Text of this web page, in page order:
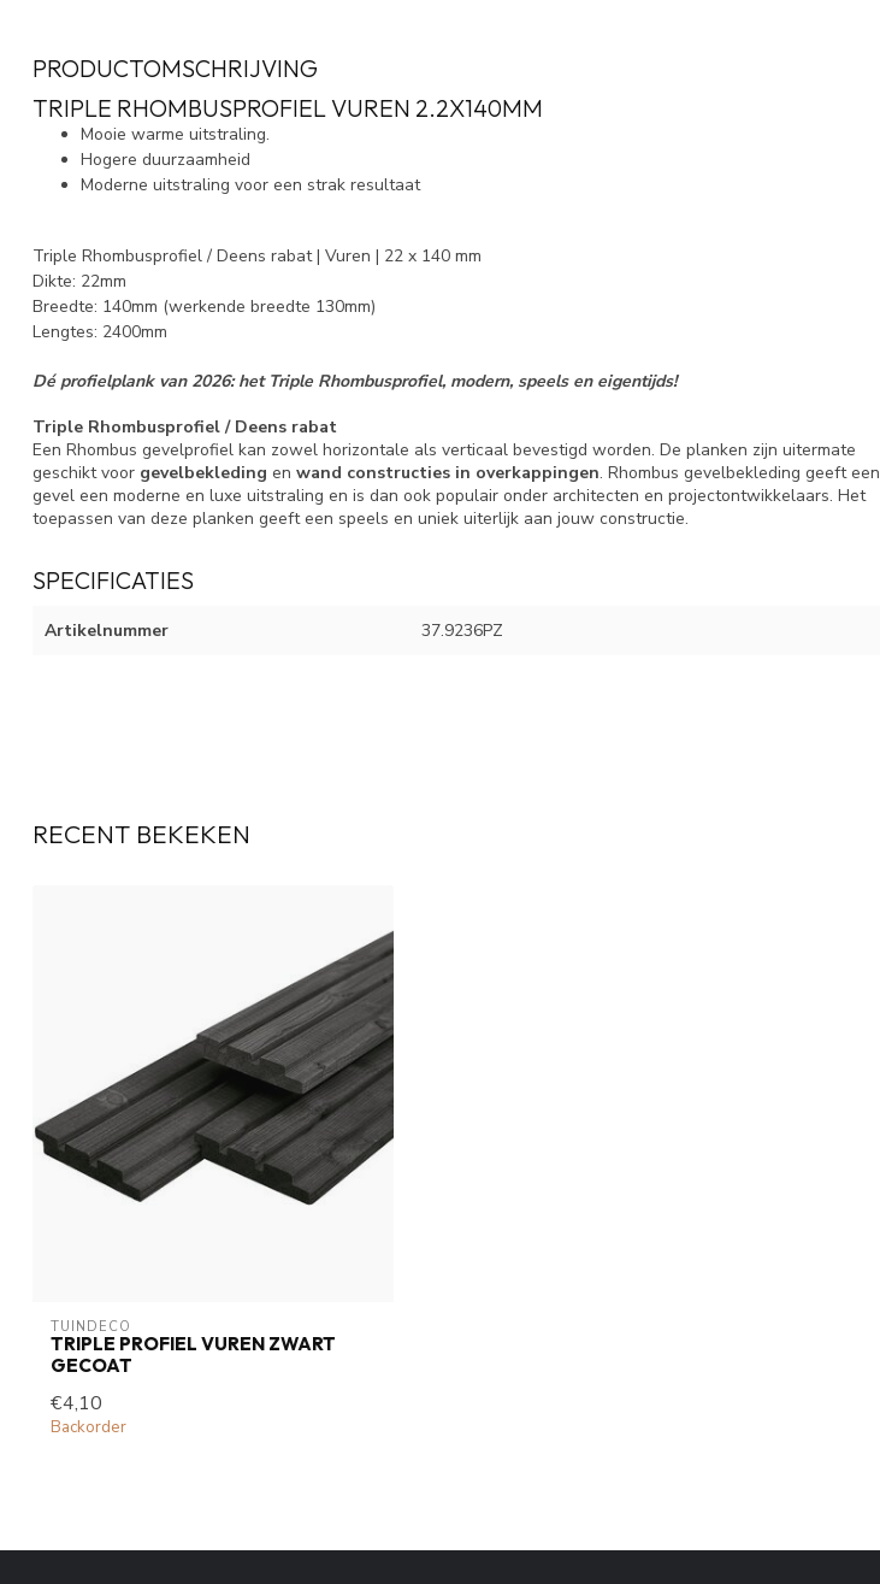
PRODUCTOMSCHRIJVING
TRIPLE RHOMBUSPROFIEL VUREN 2.2X140MM
Mooie warme uitstraling.
Hogere duurzaamheid
Moderne uitstraling voor een strak resultaat
Triple Rhombusprofiel / Deens rabat | Vuren | 22 x 140 mm
Dikte: 22mm
Breedte: 140mm (werkende breedte 130mm)
Lengtes: 2400mm
Dé profielplank van 2026: het Triple Rhombusprofiel, modern, speels en eigentijds!
Triple Rhombusprofiel / Deens rabat
Een Rhombus gevelprofiel kan zowel horizontale als verticaal bevestigd worden. De planken zijn uitermate
geschikt voor gevelbekleding en wand constructies in overkappingen. Rhombus gevelbekleding geeft een
gevel een moderne en luxe uitstraling en is dan ook populair onder architecten en projectontwikkelaars. Het
toepassen van deze planken geeft een speels en uniek uiterlijk aan jouw constructie.
SPECIFICATIES
Artikelnummer 37.9236PZ
RECENT BEKEKEN
TUINDECO
TRIPLE PROFIEL VUREN ZWART
GECOAT
€4,10
Backorder